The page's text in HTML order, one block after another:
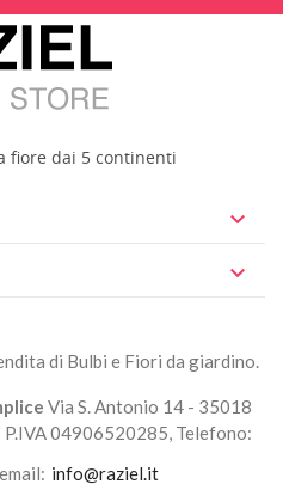
fiore dai 5 continenti


di Bulbi e Fiori da giardino.
Via S. Antonio 14 - 35018
04906520285, Telefono:
info@raziel.it